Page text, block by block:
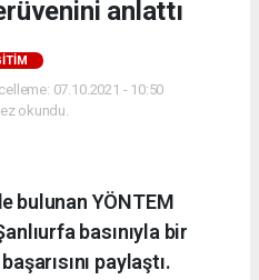
anlattı
07.10.2021 - 10:50
okundu.
bulunan YÖNTEM
basınıyla bir
paylaştı.